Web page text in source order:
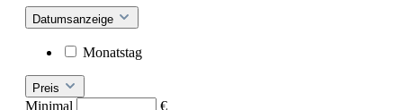
Datumsanzeige
Monatstag
Preis
Minimal
€